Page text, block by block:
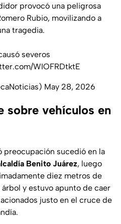
provocó una peligrosa
Rubio, movilizando a
tragedia.
severos
WIOFRDtktE
May 28, 2026
sobre vehículos en
sucedió en la
Benito Juárez, luego
diez metros de
y estuvo apunto de caer
justo en el cruce de